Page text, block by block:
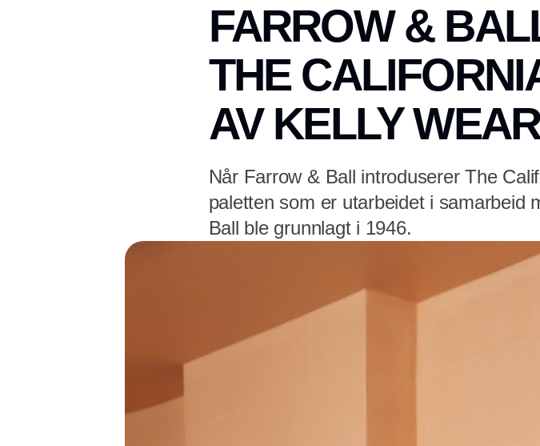
FARROW &
THE
AV KELLY
Når Farrow & Ball introduserer The
paletten som er utarbeidet i samarbeid
Ball ble grunnlagt i 1946.